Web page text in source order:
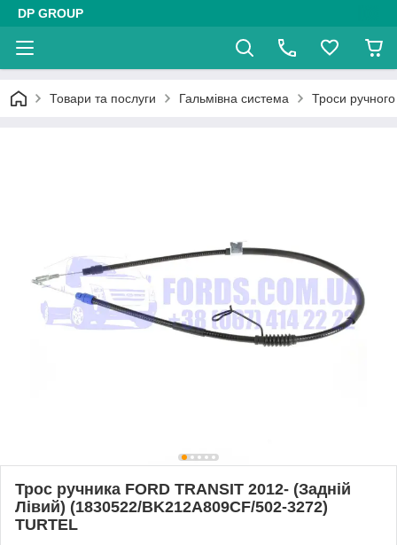
DP GROUP
Товари та послуги Гальмівна система Троси
Трос ручника FORD TRANSIT 2012- (Задній
Лівий) (1830522/BK212A809CF/502-3272)
TURTEL